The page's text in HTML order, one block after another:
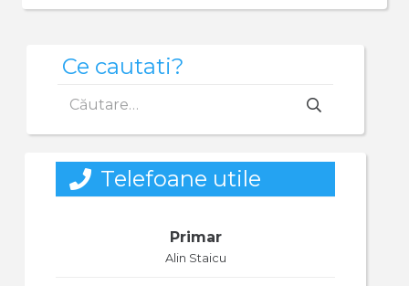
Ce cautati?
după:
Telefoane utile
Primar
Alin Staicu